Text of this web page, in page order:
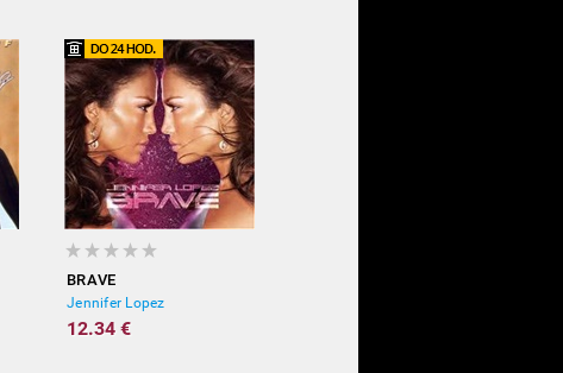
BRAVE
Jennifer Lopez
12.34 €